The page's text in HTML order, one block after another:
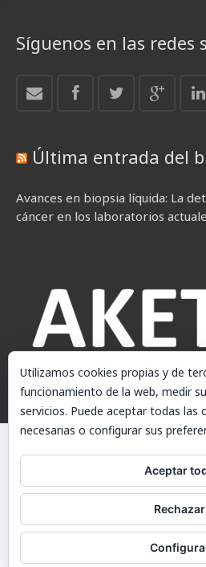
Síguenos en las redes
Última entrada del
Avances en biopsia líquida: La
cáncer en los laboratorios
© AKETXE Consulting, S.L. - Este
nuestra Política de
Política de
Contacto
Utilizamos cookies propias y de
funcionamiento de la web, medir
servicios. Puede aceptar todas las
necesarias o configurar sus
Aceptar
Rechazar